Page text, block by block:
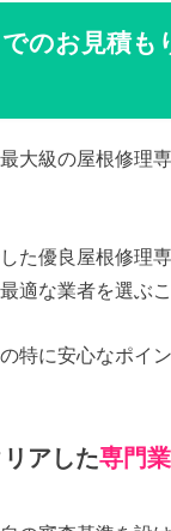
のお見積も
大級の屋根修理
た優良屋根修理
適な業者を選ぶ
特に安心なポイ
アした専門